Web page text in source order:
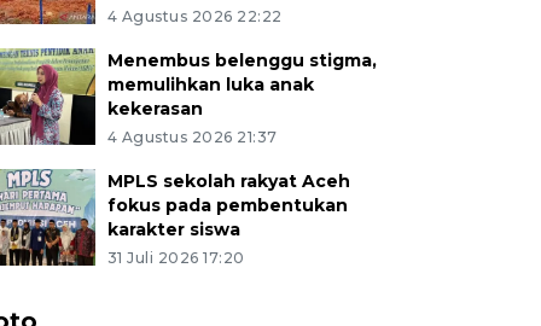
4 Agustus 2026 22:22
Menembus belenggu stigma,
memulihkan luka anak
kekerasan
4 Agustus 2026 21:37
MPLS sekolah rakyat Aceh
fokus pada pembentukan
karakter siswa
31 Juli 2026 17:20